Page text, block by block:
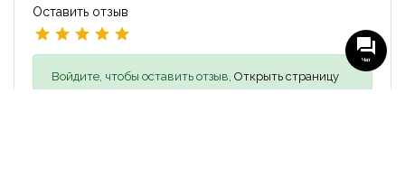
Оставить отзыв
Войдите, чтобы оставить отзыв, Открыть страницу
Чат